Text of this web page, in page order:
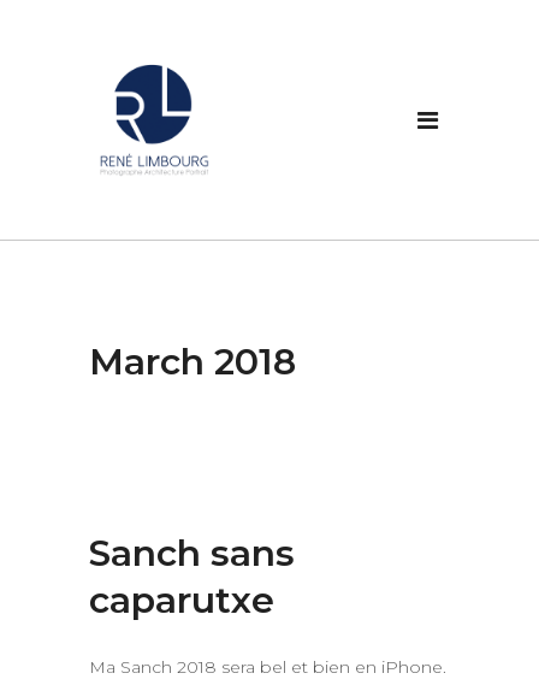
March 2018
Sanch sans
caparutxe
Ma Sanch 2018 sera bel et bien en iPhone.